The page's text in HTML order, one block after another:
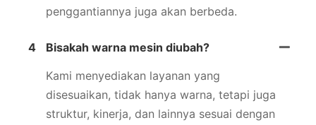
penggantiannya juga akan berbeda.
4
Bisakah warna mesin diubah?
Kami menyediakan layanan yang
disesuaikan, tidak hanya warna, tetapi juga
struktur, kinerja, dan lainnya sesuai dengan